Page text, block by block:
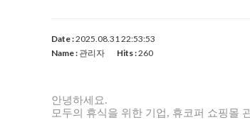
Date :2025.08.31 22:53:53
Name : 관리자 Hits :260
안녕하세요.
모두의 휴식을 위한 기업, 휴코퍼 쇼핑몰